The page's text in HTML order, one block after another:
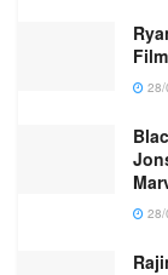
28/
28/